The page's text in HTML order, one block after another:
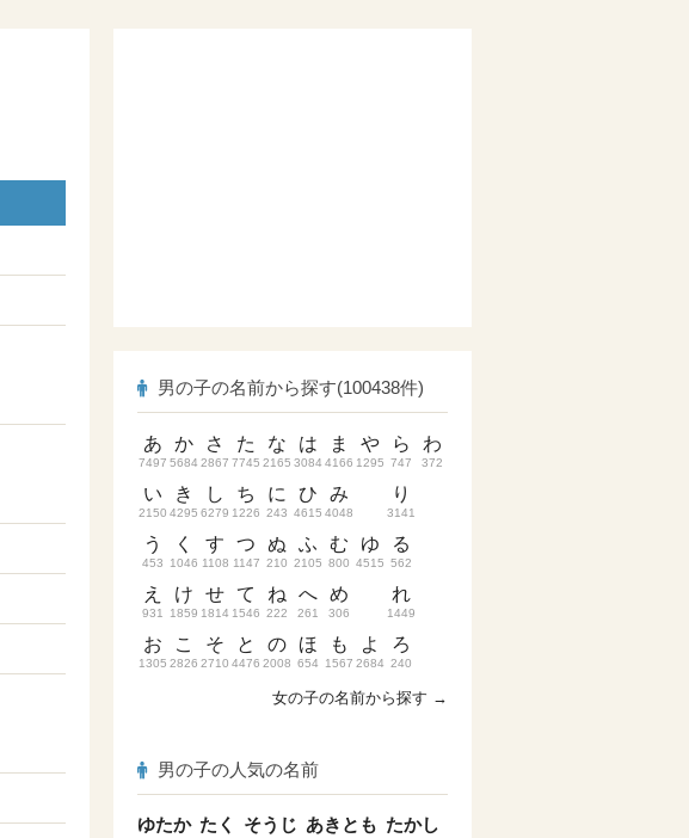
男の子の名前から探す(100438件)
あ
7497
い
2150
う
453
え
931
お
1305
か
5684
き
4295
く
1046
け
1859
こ
2826
さ
2867
し
6279
す
1108
せ
1814
そ
2710
た
7745
ち
1226
つ
1147
て
1546
と
4476
な
2165
に
243
ぬ
210
ね
222
の
2008
は
3084
ひ
4615
ふ
2105
へ
261
ほ
654
ま
4166
み
4048
む
800
め
306
も
1567
や
1295
ゆ
4515
よ
2684
ら
747
り
3141
る
562
れ
1449
ろ
240
わ
372
女の子の名前から探す →
男の子の人気の名前
ゆたか たく そうじ あきとも たかし